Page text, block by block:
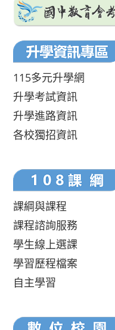
115多元升學網
升學考試資訊
升學進路資訊
各校獨招資訊
課綱與課程
課程諮詢服務
學生線上選課
學習歷程檔案
自主學習